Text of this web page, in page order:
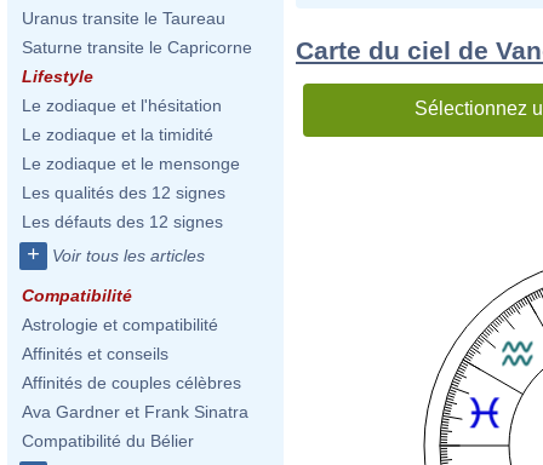
Uranus transite le Taureau
Saturne transite le Capricorne
Lifestyle
Le zodiaque et l'hésitation
Le zodiaque et la timidité
Le zodiaque et le mensonge
Les qualités des 12 signes
Les défauts des 12 signes
+ Voir tous les articles
Compatibilité
Astrologie et compatibilité
Affinités et conseils
Affinités de couples célèbres
Ava Gardner et Frank Sinatra
Compatibilité du Bélier
Carte du ciel de
Sélectionnez